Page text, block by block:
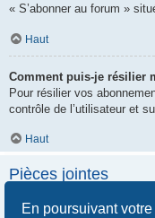
En poursuivant
« S’abonner au forum »
Haut
Comment puis-je résilier
Pour résilier vos
contrôle de l’utilisateur et
Haut
Pièces jointes
Quelles pièces jointes